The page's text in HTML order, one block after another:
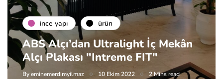
i̇nce yapı ürün
ABS Alçı’dan Ultralight İç Mekân
Alçı Plakası "Intreme FIT"
Byeminemerdimyilmaz 10 Ekim 2022 2 Mins read